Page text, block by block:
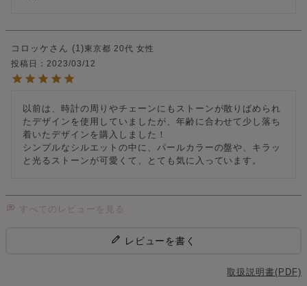
コロッケ 1 東京都 20代 女性
投稿日
2023/03/12
以前は、時計の周りやチェーンにもストーンが散りばめられ
たデザインを使用していましたが、年齢に合わせて少し落ち
着いたデザインを購入しました！
シンプルなシルエットの中に、パールカラーの盤や、キラッ
と光るストーンが可愛くて、とても気に入っています。
すべてのレビューを見る
レビューを書く
取扱説明書(PDF)